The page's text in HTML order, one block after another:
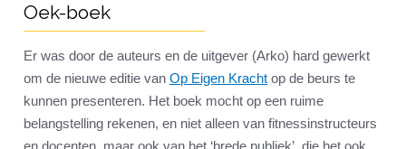
Oek-boek
Er was door de auteurs en de uitgever (Arko) hard gewerkt
om de nieuwe editie van Op Eigen Kracht op de beurs te
kunnen presenteren. Het boek mocht op een ruime
belangstelling rekenen, en niet alleen van fitnessinstructeurs